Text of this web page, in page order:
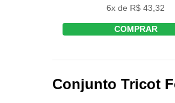
6x de R$ 43,32
COMPRAR
Conjunto Tricot